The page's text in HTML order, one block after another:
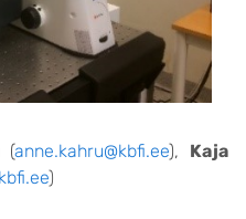
(anne.kahru@kbfi.ee), Kaja
)